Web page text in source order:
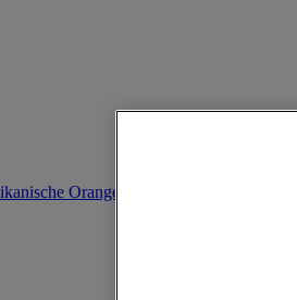
Orangenblume)